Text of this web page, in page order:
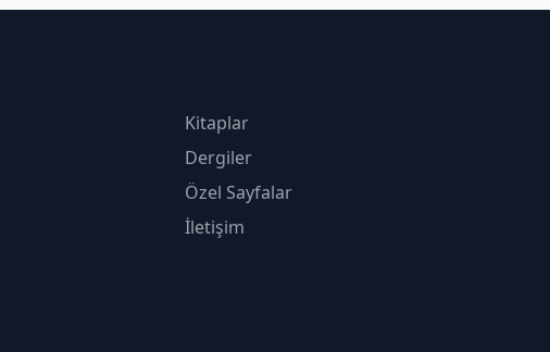
Kitaplar
Dergiler
Özel Sayfalar
İletişim